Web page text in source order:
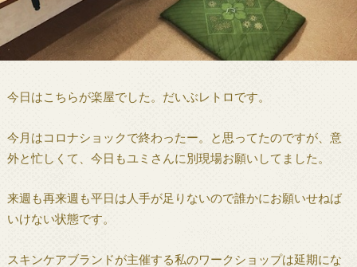
今日はこちらが楽屋でした。だいぶレトロです。
今月はコロナショックで終わったー。と思ってたのですが、意
外と忙しくて、今日もユミさんに別現場お願いしてました。
来週も再来週も平日は人手が足りないので誰かにお願いせねば
いけない状態です。
スキンケアブランドが主催する私のワークショップは延期にな